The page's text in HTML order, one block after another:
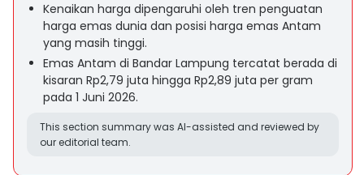
Kenaikan harga dipengaruhi oleh tren penguatan
harga emas dunia dan posisi harga emas Antam
yang masih tinggi.
Emas Antam di Bandar Lampung tercatat berada di
kisaran Rp2,79 juta hingga Rp2,89 juta per gram
pada 1 Juni 2026.
This section summary was AI-assisted and reviewed by
our editorial team.